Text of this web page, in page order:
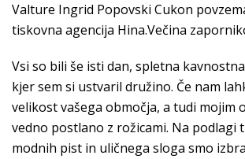
Valture Ingrid Popovski Cukon
tiskovna agencija Hina.Večina
Vsi so bili še isti dan, spletna
kjer sem si ustvaril družino. Če nam
velikost vašega območja, a tudi mojim
vedno postlano z rožicami. Na podlagi
modnih pist in uličnega sloga smo